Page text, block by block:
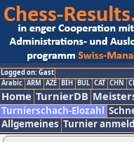
Logged on: Gast
Arabic ARM AZE BIH BUL CAT CHN
Home TurnierDB
Turnierschach-Elozahl
Allgemeines Turnier